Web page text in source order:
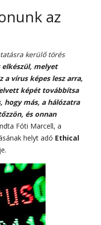
az
kerülő törés
elkészül, melyet
a vírus képes lesz arra,
képét továbbítsa
hogy más, a hálózatra
és onnan
Fóti Marcell, a
helyt adó Ethical